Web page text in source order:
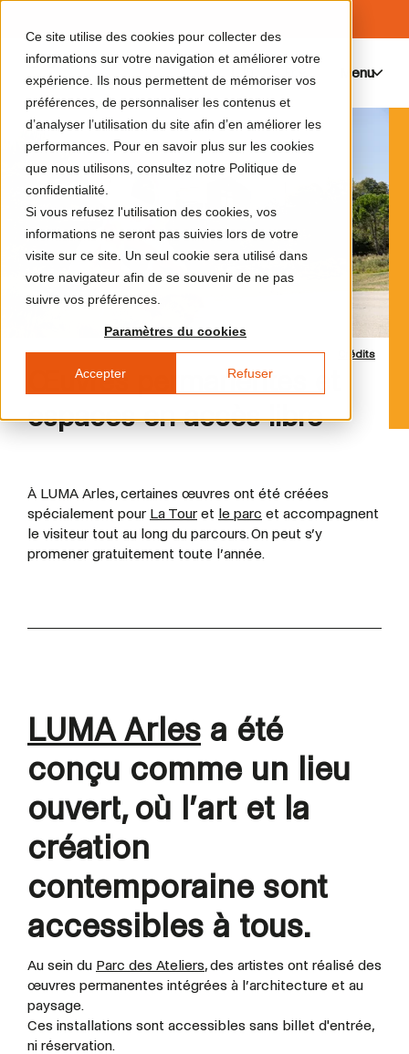
Ce site utilise des cookies pour collecter des
informations sur votre navigation et améliorer votre
expérience. Ils nous permettent de mémoriser vos
préférences, de personnaliser les contenus et
d’analyser l’utilisation du site afin d’en améliorer les
performances. Pour en savoir plus sur les cookies
que nous utilisons, consultez notre Politique de
confidentialité.
Si vous refusez l'utilisation des cookies, vos
informations ne seront pas suivies lors de votre
visite sur ce site. Un seul cookie sera utilisé dans
votre navigateur afin de se souvenir de ne pas
suivre vos préférences.
Paramètres du cookies
Accepter Refuser
Menu
Crédits
Œuvres permanentes et
espaces en accès libre
À LUMA Arles, certaines œuvres ont été créées
spécialement pour La Tour et le parc et accompagnent
le visiteur tout au long du parcours. On peut s’y
promener gratuitement toute l’année.
LUMA Arles a été
conçu comme un lieu
ouvert, où l’art et la
création
contemporaine sont
accessibles à tous.
Au sein du Parc des Ateliers, des artistes ont réalisé des
œuvres permanentes intégrées à l’architecture et au
paysage.
Ces installations sont accessibles sans billet d'entrée,
ni réservation.